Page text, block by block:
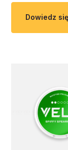
Dowiedz